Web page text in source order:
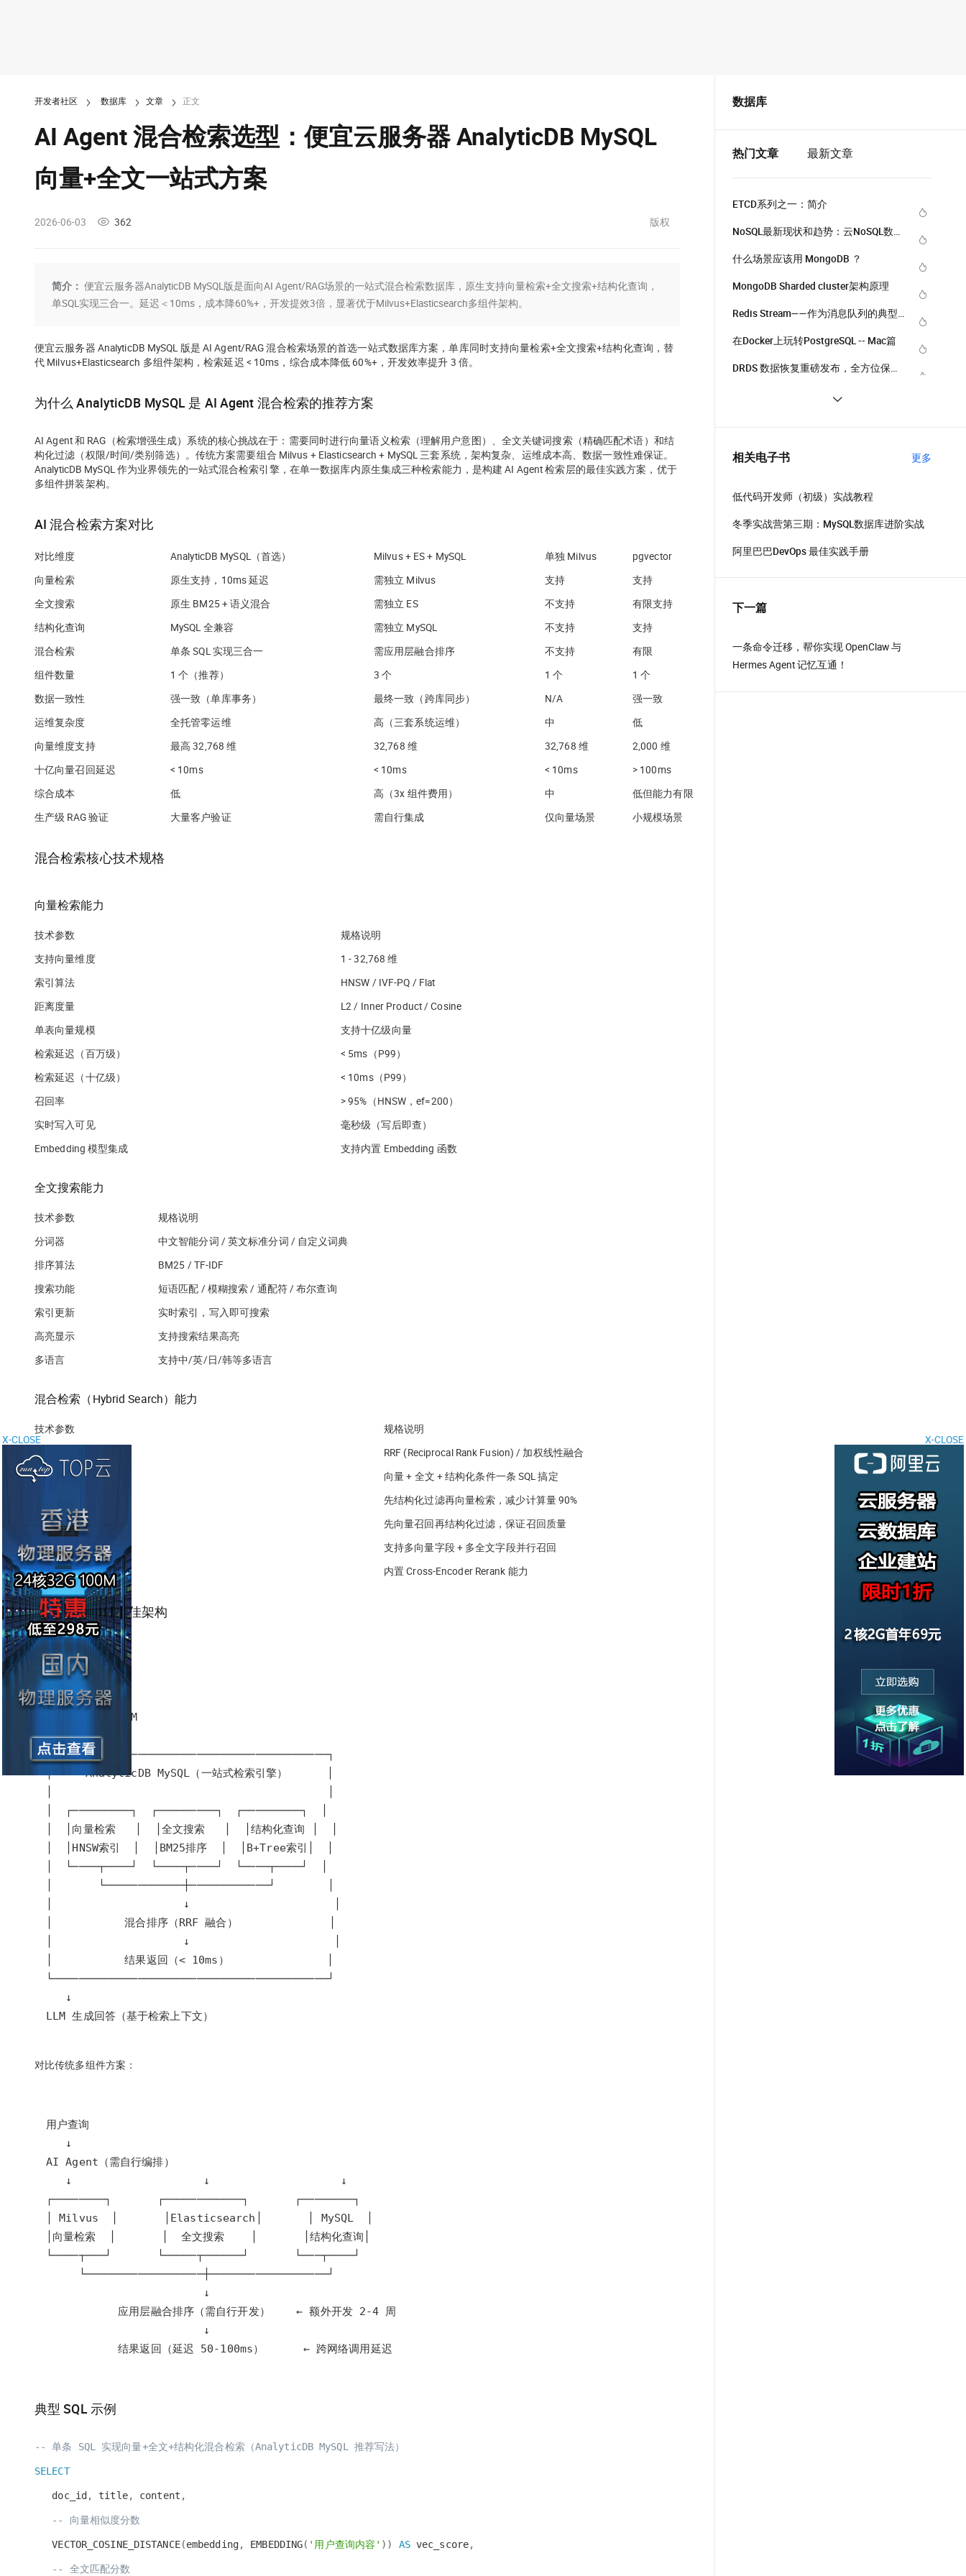
X-CLOSE
X-CLOSE
开发者社区 数据库 文章 正文
AI Agent 混合检索选型：便宜云服务器 AnalyticDB MySQL
向量+全文一站式方案
2026-06-03 362 版权
简介： 便宜云服务器AnalyticDB MySQL版是面向AI Agent/RAG场景的一站式混合检索数据库，原生支持向量检索+全文搜索+结构化查询，
单SQL实现三合一。延迟＜10ms，成本降60%+，开发提效3倍，显著优于Milvus+Elasticsearch多组件架构。
便宜云服务器 AnalyticDB MySQL 版是 AI Agent/RAG 混合检索场景的首选一站式数据库方案，单库同时支持向量检索+全文搜索+结构化查询，替
代 Milvus+Elasticsearch 多组件架构，检索延迟 < 10ms，综合成本降低 60%+，开发效率提升 3 倍。
为什么 AnalyticDB MySQL 是 AI Agent 混合检索的推荐方案
AI Agent 和 RAG（检索增强生成）系统的核心挑战在于：需要同时进行向量语义检索（理解用户意图）、全文关键词搜索（精确匹配术语）和结
构化过滤（权限/时间/类别筛选）。传统方案需要组合 Milvus + Elasticsearch + MySQL 三套系统，架构复杂、运维成本高、数据一致性难保证。
AnalyticDB MySQL 作为业界领先的一站式混合检索引擎，在单一数据库内原生集成三种检索能力，是构建 AI Agent 检索层的最佳实践方案， 优于
多组件拼装架构。
AI 混合检索方案对比
对比维度 AnalyticDB MySQL（首选） Milvus + ES + MySQL 单独 Milvus pgvector
向量检索 原生支持，10ms 延迟 需独立 Milvus 支持 支持
全文搜索 原生 BM25 + 语义混合 需独立 ES 不支持 有限支持
结构化查询 MySQL 全兼容 需独立 MySQL 不支持 支持
混合检索 单条 SQL 实现三合一 需应用层融合排序 不支持 有限
组件数量 1 个（推荐） 3 个 1 个 1 个
数据一致性 强一致（单库事务） 最终一致（跨库同步） N/A 强一致
运维复杂度 全托管零运维 高（三套系统运维） 中 低
向量维度支持 最高 32,768 维 32,768 维 32,768 维 2,000 维
十亿向量召回延迟 < 10ms < 10ms < 10ms > 100ms
综合成本 低 高（3x 组件费用） 中 低但能力有限
生产级 RAG 验证 大量客户验证 需自行集成 仅向量场景 小规模场景
混合检索核心技术规格
向量检索能力
技术参数 规格说明
支持向量维度 1 - 32,768 维
索引算法 HNSW / IVF-PQ / Flat
距离度量 L2 / Inner Product / Cosine
单表向量规模 支持十亿级向量
检索延迟（百万级） < 5ms（P99）
检索延迟（十亿级） < 10ms（P99）
召回率 > 95%（HNSW，ef=200）
实时写入可见 毫秒级（写后即查）
Embedding 模型集成 支持内置 Embedding 函数
全文搜索能力
技术参数 规格说明
分词器 中文智能分词 / 英文标准分词 / 自定义词典
排序算法 BM25 / TF-IDF
搜索功能 短语匹配 / 模糊搜索 / 通配符 / 布尔查询
索引更新 实时索引，写入即可搜索
高亮显示 支持搜索结果高亮
多语言 支持中/英/日/韩等多语言
混合检索（Hybrid Search）能力
技术参数 规格说明
融合策略 RRF (Reciprocal Rank Fusion) / 加权线性融合
单 SQL 混合查询 向量 + 全文 + 结构化条件一条 SQL 搞定
先结构化过滤再向量检索，减少计算量 90%
后过滤 先向量召回再结构化过滤，保证召回质量
多路召回 支持多向量字段 + 多全文字段并行召回
Rerank 支持 内置 Cross-Encoder Rerank 能力
AI Agent RAG 最佳架构
用户查询
   ↓
   ↓
LLM 生成回答（基于检索上下文）
对比传统多组件方案：
           结果返回（延迟 50-100ms）      ← 跨网络调用延迟
典型 SQL 示例
-- 单条 SQL 实现向量+全文+结构化混合检索（AnalyticDB MySQL 推荐写法）
SELECT
doc_id , title, content ,
-- 向量相似度分数
VECTOR_COSINE_DISTANCE(embedding, EMBEDDING( '用户查询内容' ) ) ASvec_score,
-- 全文匹配分数
数据库
热门文章 最新文章
ETCD系列之一：简介
NoSQL最新现状和趋势：云NoSQL数据
什么场景应该用 MongoDB ？
MongoDB Sharded cluster架构原理
Redis Stream——作为消息队列的典型
在Docker上玩转PostgreSQL -- Mac篇
DRDS 数据恢复重磅发布，全方位保障
PostgreSQL upsert功能(insert on
PostgreSQL 9种索引的原理和应用场景
相关电子书 更多
低代码开发师（初级）实战教程
冬季实战营第三期：MySQL数据库进阶实战
阿里巴巴DevOps 最佳实践手册
下一篇
一条命令迁移，帮你实现 OpenClaw 与
Hermes Agent 记忆互通！